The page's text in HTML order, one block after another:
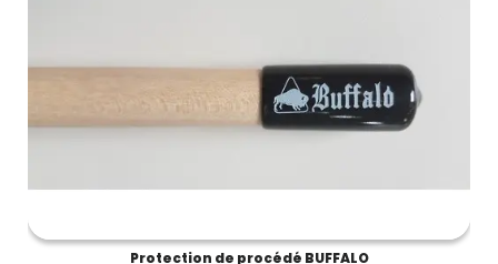
Protection de procédé BUFFALO